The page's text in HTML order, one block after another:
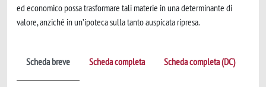
ed economico possa trasformare tali materie in una determinante di
valore, anziché in un’ipoteca sulla tanto auspicata ripresa.
Scheda breve Scheda completa Scheda completa (DC)